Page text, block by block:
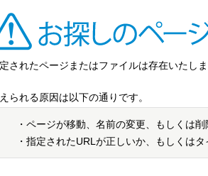
されたページまたはファイルは存在いたし
られる原因は以下の通りです。
・ページが移動、名前の変更、もしくは
・指定されたURLが正しいか、もしくは